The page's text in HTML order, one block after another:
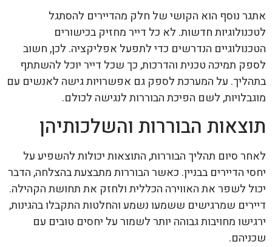
אתגר נוסף הוא הקושי של חלק מהדיירים להסתגל
לטכנולוגיות חדשות. לא כל דייר מחזיק בכישורים
הטכנולוגיים הנדרשים כדי לתפעל אפליקציה. לכן, חשוב
לספק תמיכה טכנית והדרכות, כך שכל דייר יוכל להשתתף
בתהליך. על המערכת לספק גם אפשרויות גישה לאנשים עם
מוגבלויות, לשם הפיכת הבוררות לנגישה לכולם.
תוצאות הבוררות והשלכותיהן
לאחר סיום תהליך הבוררות, התוצאות יכולות להשפיע על
יחסי הדיירים בבניין. כאשר הבוררות מתבצעת בהצלחה, הדבר
יכול לשפר את האווירה הכללית ולחזק את תחושת הקהילה.
דיירים שמרגישים ששמעו נשמע והחלטות התקבלו בהגינות,
ירגישו מחויבות גבוהה יותר לשמור על יחסים טובים עם
שכניהם.